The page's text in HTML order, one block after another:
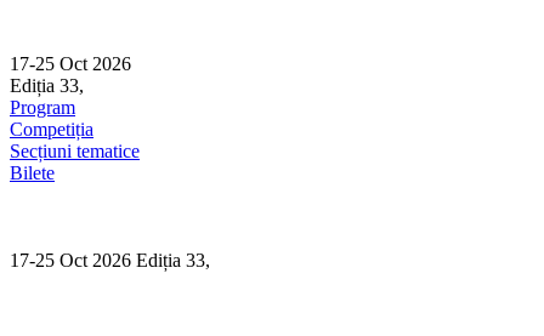
content
17-25 Oct 2026
Ediția 33,
Program
Competiția
Secțiuni tematice
Bilete
17-25 Oct 2026 Ediția 33,